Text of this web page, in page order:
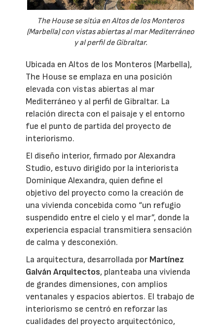
The House se sitúa en Altos de los Monteros
(Marbella) con vistas abiertas al mar Mediterráneo
y al perfil de Gibraltar.
Ubicada en Altos de los Monteros (Marbella),
The House se emplaza en una posición
elevada con vistas abiertas al mar
Mediterráneo y al perfil de Gibraltar. La
relación directa con el paisaje y el entorno
fue el punto de partida del proyecto de
interiorismo.
El diseño interior, firmado por Alexandra
Studio, estuvo dirigido por la interiorista
Dominique Alexandra, quien define el
objetivo del proyecto como la creación de
una vivienda concebida como “un refugio
suspendido entre el cielo y el mar”, donde la
experiencia espacial transmitiera sensación
de calma y desconexión.
La arquitectura, desarrollada por Martínez
Galván Arquitectos, planteaba una vivienda
de grandes dimensiones, con amplios
ventanales y espacios abiertos. El trabajo de
interiorismo se centró en reforzar las
cualidades del proyecto arquitectónico,